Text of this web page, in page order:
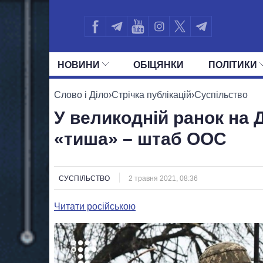
НОВИНИ ОБIЦЯНКИ ПОЛIТИКИ
УСІ ПОЛІТИКИ ПРЕЗИДЕНТ І ОФІС
Слово і Діло›Стрічка публікацій›Суспільство
У великодній ранок на
«тиша» – штаб ООС
СУСПІЛЬСТВО 2 травня 2021, 08:36
Читати російською